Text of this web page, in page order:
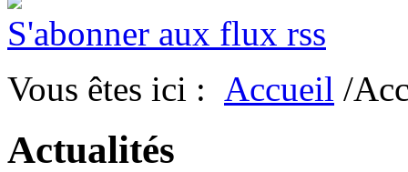
S'abonner aux flux rss
Vous êtes ici : Accueil /
Actualités